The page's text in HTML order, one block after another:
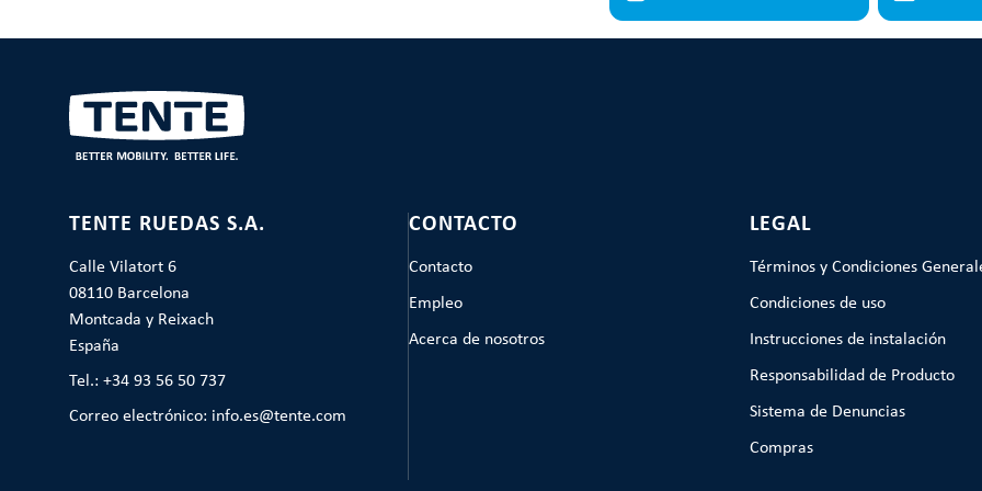
TENTE RUEDAS S.A.
Calle Vilatort 6
08110 Barcelona
Montcada y Reixach
España
Tel.: +34 93 56 50 737
Correo electrónico: info.es@tente.com
CONTACTO
Contacto
Empleo
Acerca de nosotros
LEGAL
Términos y Condiciones
Condiciones de uso
Instrucciones de instalación
Responsabilidad de Producto
Sistema de Denuncias
Compras